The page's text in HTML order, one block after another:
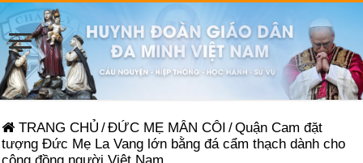
TRANG CHỦ /ĐỨC MẸ MÂN CÔI /Quận Cam đặt
tượng Đức Mẹ La Vang lớn bằng đá cẩm thạch dành cho
cộng đồng người Việt Nam